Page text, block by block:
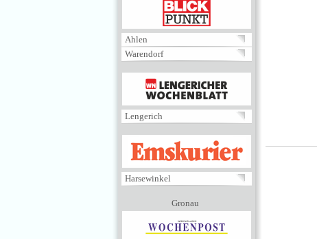
Ahlen
Warendorf
MENÜ
Lengerich
EMSKURIER
Harsewinkel
Gronau